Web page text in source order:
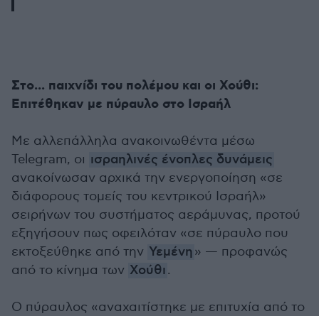
Στο... παιχνίδι του πολέμου και οι Χούθι:
Επιτέθηκαν με πύραυλο στο Ισραήλ
Με αλλεπάλληλα ανακοινωθέντα μέσω
Telegram, οι ισραηλινές ένοπλες δυνάμεις
ανακοίνωσαν αρχικά την ενεργοποίηση «σε
διάφορους τομείς του κεντρικού Ισραήλ»
σειρήνων του συστήματος αεράμυνας, προτού
εξηγήσουν πως οφειλόταν «σε πύραυλο που
εκτοξεύθηκε από την Υεμένη» — προφανώς
από το κίνημα των Χούθι.
Ο πύραυλος «αναχαιτίστηκε με επιτυχία από το